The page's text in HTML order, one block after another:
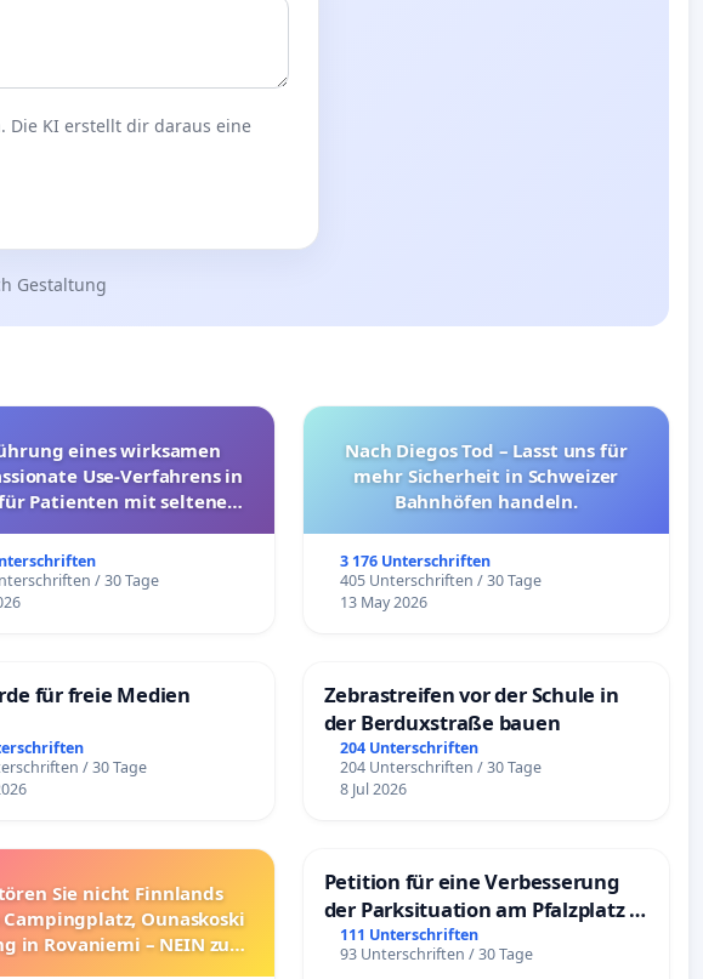
Die KI erstellt dir daraus eine
Gestaltung
eines wirksamen
Use-Verfahrens in
Patienten mit seltenen
/ 30 Tage
Nach Diegos Tod – Lasst uns für
mehr Sicherheit in Schweizer
Bahnhöfen handeln.
3 176 Unterschriften
405 Unterschriften / 30 Tage
13 May 2026
für freie Medien
/ 30 Tage
Zebrastreifen vor der Schule in
der Berduxstraße bauen
204 Unterschriften
204 Unterschriften / 30 Tage
8 Jul 2026
Sie nicht Finnlands
Ounaskoski
in Rovaniemi – NEIN zum
Petition für eine Verbesserung
der Parksituation am Pfalzplatz in
Mannheim
111 Unterschriften
93 Unterschriften / 30 Tage